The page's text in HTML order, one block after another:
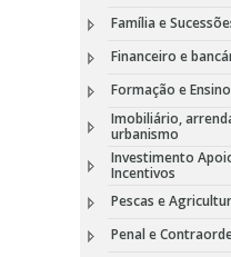
Família e
Financeiro e
Formação e Ensino
Imobiliário,
urbanismo
Investimento
Incentivos
Pescas e
Penal e